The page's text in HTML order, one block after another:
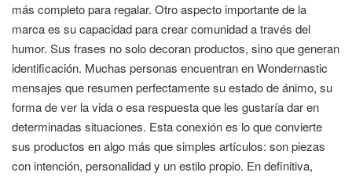
más completo para regalar. Otro aspecto importante de la
marca es su capacidad para crear comunidad a través del
humor. Sus frases no solo decoran productos, sino que generan
identificación. Muchas personas encuentran en Wondernastic
mensajes que resumen perfectamente su estado de ánimo, su
forma de ver la vida o esa respuesta que les gustaría dar en
determinadas situaciones. Esta conexión es lo que convierte
sus productos en algo más que simples artículos: son piezas
con intención, personalidad y un estilo propio. En definitiva,